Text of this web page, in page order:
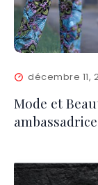
décembre 11,
Mode et